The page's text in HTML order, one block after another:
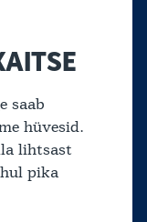
saab
hüvesid.
lihtsast
pika